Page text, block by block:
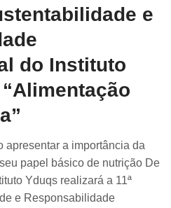
e
do Instituto
apresentar a importância da
papel básico de nutrição De
Yduqs realizará a 11ª
e Responsabilidade